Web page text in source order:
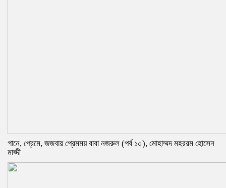
গানে, প্রেমে, জজবায় প্রেমময় বাবা নজরুল (পর্ব ১০), মোহাম্মদ মহররম হোসেন
মাহ্দী